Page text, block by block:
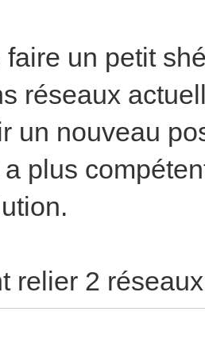
un petit
réseaux
un nouveau
plus
relier 2